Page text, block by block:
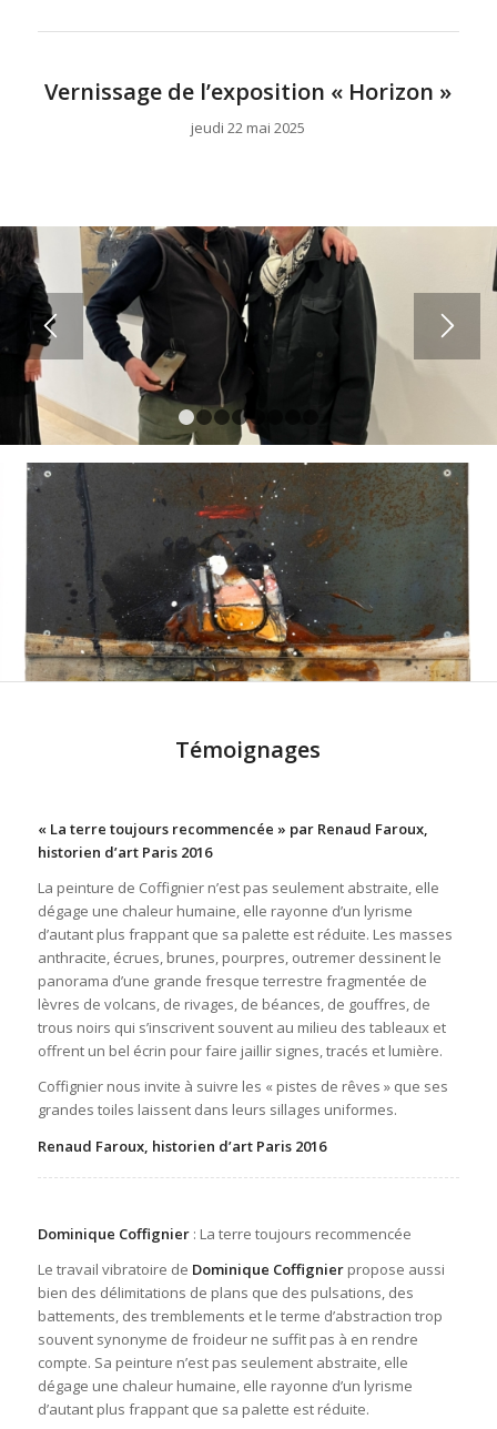
Vernissage de l’exposition « Horizon »
jeudi 22 mai 2025
5
Témoignages
« La terre toujours recommencée » par Renaud Faroux,
historien d’art Paris 2016
La peinture de Coffignier n’est pas seulement abstraite, elle
dégage une chaleur humaine, elle rayonne d’un lyrisme
d’autant plus frappant que sa palette est réduite. Les masses
anthracite, écrues, brunes, pourpres, outremer dessinent le
panorama d’une grande fresque terrestre fragmentée de
lèvres de volcans, de rivages, de béances, de gouffres, de
trous noirs qui s’inscrivent souvent au milieu des tableaux et
offrent un bel écrin pour faire jaillir signes, tracés et lumière.
Coffignier nous invite à suivre les « pistes de rêves » que ses
grandes toiles laissent dans leurs sillages uniformes.
Renaud Faroux, historien d’art Paris 2016
Dominique Coffignier: La terre toujours recommencée
Le travail vibratoire de Dominique Coffignierpropose aussi
bien des délimitations de plans que des pulsations, des
battements, des tremblements et le terme d’abstraction trop
souvent synonyme de froideur ne suffit pas à en rendre
compte. Sa peinture n’est pas seulement abstraite, elle
dégage une chaleur humaine, elle rayonne d’un lyrisme
d’autant plus frappant que sa palette est réduite.